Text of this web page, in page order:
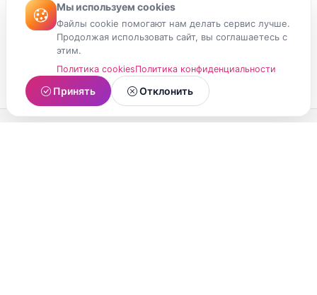
Мы используем cookies
Файлы cookie помогают нам делать сервис лучше.
Продолжая использовать сайт, вы соглашаетесь с
этим.
Политика cookiesПолитика конфиденциальности
Принять Отклонить